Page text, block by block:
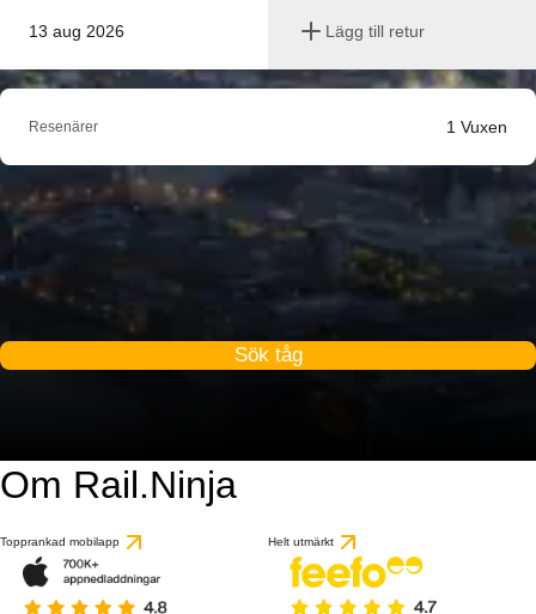
13 aug 2026 Lägg till retur
Resenärer 1 Vuxen
Sök tåg
Om Rail.Ninja
Topprankad mobilapp Helt utmärkt